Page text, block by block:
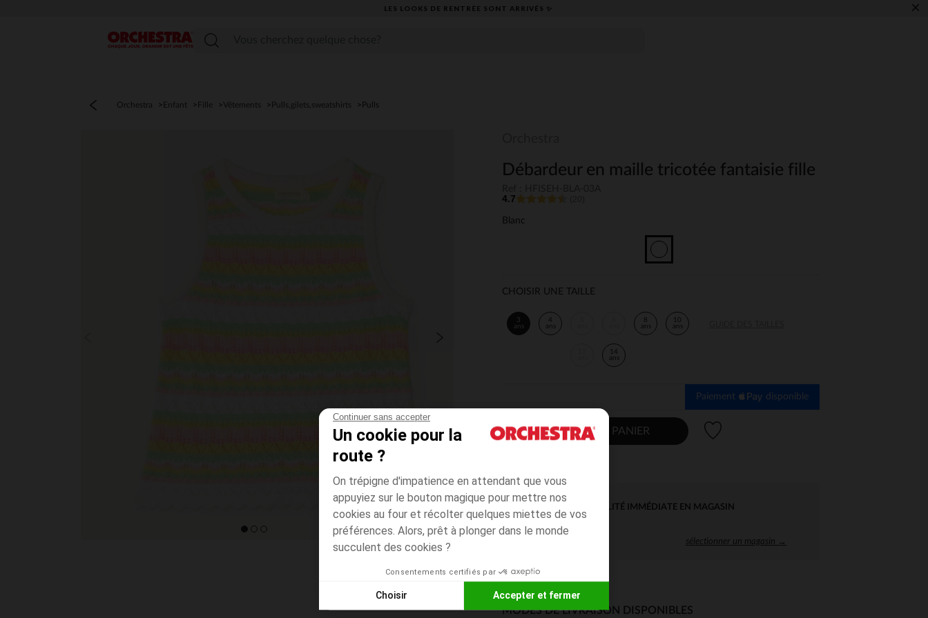
Continuer sans accepter
Un cookie pour la
route ?
On trépigne d'impatience en attendant que vous
appuyiez sur le bouton magique pour mettre nos
cookies au four et récolter quelques miettes de vos
préférences. Alors, prêt à plonger dans le monde
succulent des cookies ?
Consentements certifiés par
Choisir Accepter et fermer
LES LOOKS DE RENTRÉE SONT ARRIVÉS ✨ ×
Menu
Orchestra Enfant Fille Vêtements Pulls,gilets,sweatshirts Pulls
Débardeur en maille tricotée fantaisie fille
4.7
Blanc
CHOISIR UNE TAILLE
3
ans
4
ans
8
ans
10
ans
14
ans
Paiement disponible
AJOUTER AU PANIER
DISPONIBILITÉ IMMÉDIATE EN MAGASIN
sélectionner un magasin →
MODES DE LIVRAISON DISPONIBLES